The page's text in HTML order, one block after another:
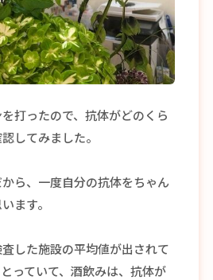
打ったので、抗体がどのくら
してみました。
ら、一度自分の抗体をちゃん
ます。
した施設の平均値が出されて
っていて、酒飲みは、抗体が